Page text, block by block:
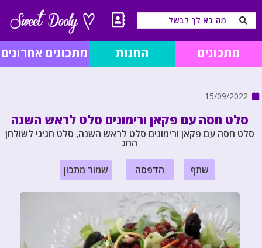
מתכונים החנות מתכונים אחרונים
15/09/2022
סלט חסה עם פקאן ורימונים סלט לראש השנה
סלט חסה עם פקאן ורימונים סלט לראש השנה, סלט חגיגי לשולחן
החג
שתף הדפסה שמור מתכון